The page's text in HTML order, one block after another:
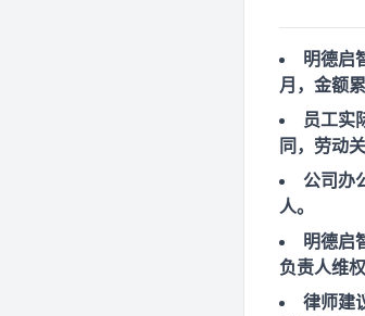
明德启
月，金额
员工实
同，劳动
公司办
人。
明德启
负责人维权
律师建